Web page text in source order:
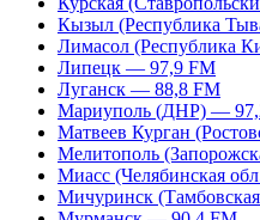
Кызыл (Республика
Лимасол (Республика
Липецк — 97,9 FM
Луганск — 88,8 FM
Мариуполь (ДНР) —
Матвеев Курган
Мелитополь
Миасс (Челябинская
Мичуринск